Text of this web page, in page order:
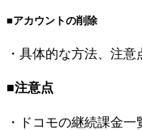
■アカウントの削除
・具体的な方法、注意
■注意点
・ドコモの継続課金